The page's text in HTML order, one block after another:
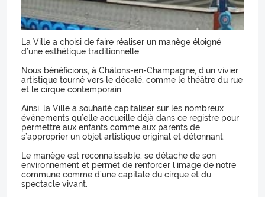
La Ville a choisi de faire réaliser un manège éloigné
d’une esthétique traditionnelle.
Nous bénéficions, à Châlons-en-Champagne, d’un vivier
artistique tourné vers le décalé, comme le théâtre du rue
et le cirque contemporain.
Ainsi, la Ville a souhaité capitaliser sur les nombreux
évènements qu’elle accueille déjà dans ce registre pour
permettre aux enfants comme aux parents de
s’approprier un objet artistique original et détonnant.
Le manège est reconnaissable, se détache de son
environnement et permet de renforcer l’image de notre
commune comme d’une capitale du cirque et du
spectacle vivant.